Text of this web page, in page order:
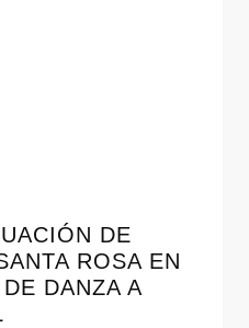
DE
ROSA EN
DANZA A